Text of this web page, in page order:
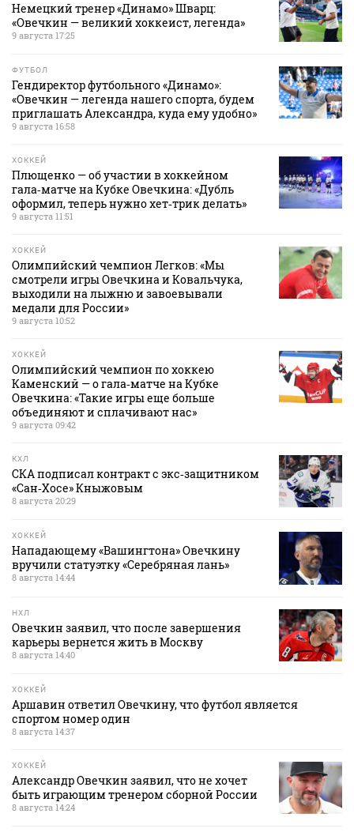
Немецкий тренер «Динамо» Шварц:
«Овечкин — великий хоккеист, легенда»
9 августа 17:25
ФУТБОЛ
Гендиректор футбольного «Динамо»:
«Овечкин — легенда нашего спорта, будем
приглашать Александра, куда ему удобно»
9 августа 16:58
ХОККЕЙ
Плющенко — об участии в хоккейном
гала‑матче на Кубке Овечкина: «Дубль
оформил, теперь нужно хет‑трик делать»
9 августа 11:51
ХОККЕЙ
Олимпийский чемпион Легков: «Мы
смотрели игры Овечкина и Ковальчука,
выходили на лыжню и завоевывали
медали для России»
9 августа 10:52
ХОККЕЙ
Олимпийский чемпион по хоккею
Каменский — о гала‑матче на Кубке
Овечкина: «Такие игры еще больше
объединяют и сплачивают нас»
9 августа 09:42
КХЛ
СКА подписал контракт с экс‑защитником
«Сан‑Хосе» Кныжовым
8 августа 20:29
ХОККЕЙ
Нападающему «Вашингтона» Овечкину
вручили статуэтку «Серебряная лань»
8 августа 14:44
НХЛ
Овечкин заявил, что после завершения
карьеры вернется жить в Москву
8 августа 14:40
ХОККЕЙ
Аршавин ответил Овечкину, что футбол является
спортом номер один
8 августа 14:37
ХОККЕЙ
Александр Овечкин заявил, что не хочет
быть играющим тренером сборной России
8 августа 14:24